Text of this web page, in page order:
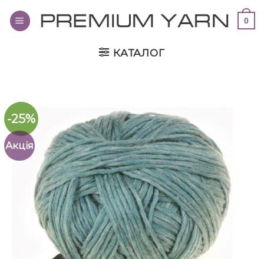
вміст
0
КАТАЛОГ
-25%
Акція